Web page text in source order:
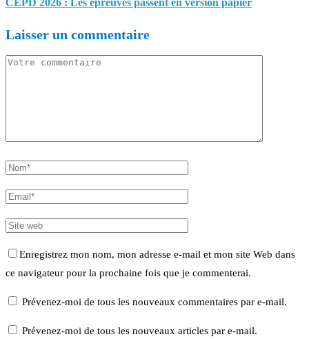
Laisser un commentaire
Enregistrez mon nom, mon adresse e-mail et mon site Web dans
ce navigateur pour la prochaine fois que je commenterai.
Prévenez-moi de tous les nouveaux commentaires par e-mail.
Prévenez-moi de tous les nouveaux articles par e-mail.